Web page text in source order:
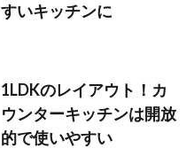
すいキッチンに
1LDKのレイアウト！カ
ウンターキッチンは開放
的で使いやすい